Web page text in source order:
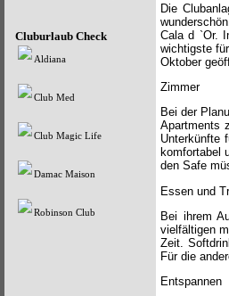
Cluburlaub Check
Aldiana
Club Med
Club Magic Life
Damac Maison
Robinson Club
Die
Cala d `Or.
wichtigste
Oktober
Zimmer
Bei der
Apartments
Unterkünfte
komfortabel
den Safe
Essen und
Bei ihrem
vielfältigen
Zeit.
Für die
Entspannen